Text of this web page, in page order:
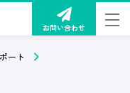
お問い合わせ
ート